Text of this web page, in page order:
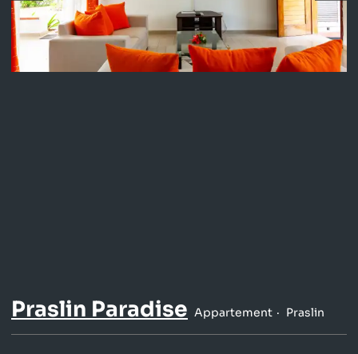
Praslin Paradise Appartement Praslin